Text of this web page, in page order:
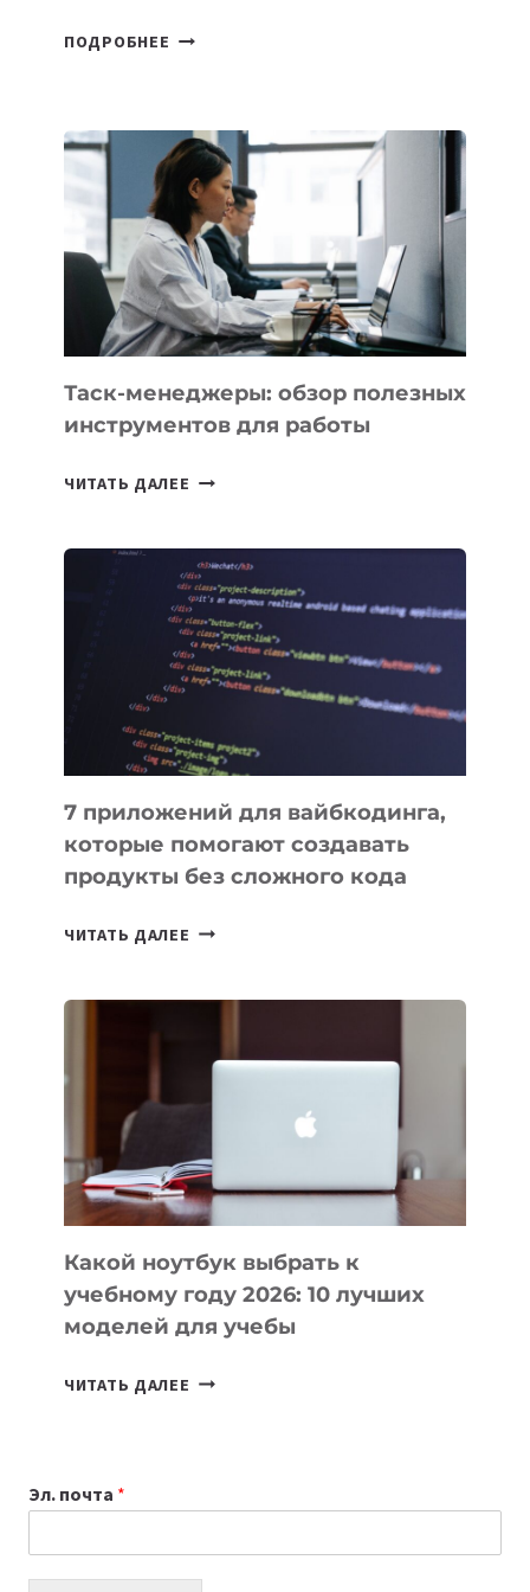
ПОДРОБНЕЕ
НОВЫЕ
ПРЕДМЕТЫ
ПО
ИСКУССТВЕННОМУ
ИНТЕЛЛЕКТУ
Таск-менеджеры: обзор полезных
инструментов для работы
ЧИТАТЬ ДАЛЕЕ ТАСК-
ПОЛЕЗНЫХ
ИНСТРУМЕНТОВ
ДЛЯ
РАБОТЫ
7 приложений для вайбкодинга,
которые помогают создавать
продукты без сложного кода
ЧИТАТЬ ДАЛЕЕ 7
ПОМОГАЮТ
СОЗДАВАТЬ
БЕЗ
СЛОЖНОГО
КОДА
Какой ноутбук выбрать к
учебному году 2026: 10 лучших
моделей для учебы
ЧИТАТЬ ДАЛЕЕ КАКОЙ
2026:
10
Эл. почта *